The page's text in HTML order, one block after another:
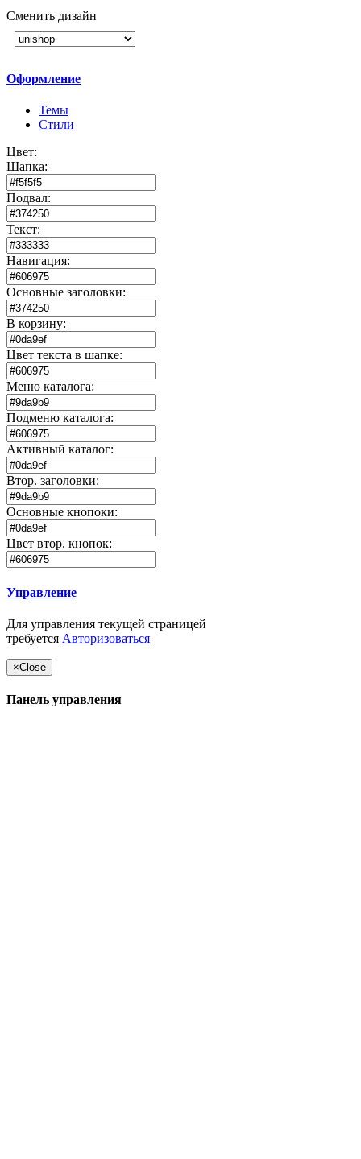
Сменить дизайн
Оформление
Темы
Стили
Цвет:
Шапка:
Подвал:
Текст:
Навигация:
Основные заголовки:
В корзину:
Цвет текста в шапке:
Меню каталога:
Подменю каталога:
Активный каталог:
Втор. заголовки:
Основные кнопоки:
Цвет втор. кнопок:
Управление
Для управления текущей страницей
требуется Авторизоваться
×Close
Панель управления